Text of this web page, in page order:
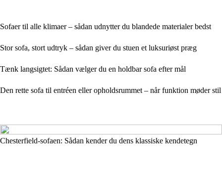
Sofaer til alle klimaer – sådan udnytter du blandede materialer bedst
Stor sofa, stort udtryk – sådan giver du stuen et luksuriøst præg
Tænk langsigtet: Sådan vælger du en holdbar sofa efter mål
Den rette sofa til entréen eller opholdsrummet – når funktion møder stil
Chesterfield-sofaen: Sådan kender du dens klassiske kendetegn